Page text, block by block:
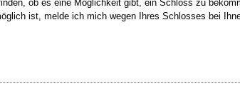
ob es eine Möglichkeit gibt, ein Schloss zu
ist, melde ich mich wegen Ihres Schlosses bei